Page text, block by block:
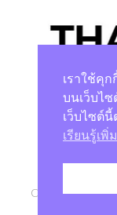
นโยบายความ
Copyright ©
เราใช้คุ
บนเว็บไ
เว็บไซต์
เรียนรู้เพิ่